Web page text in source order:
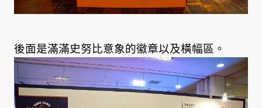
後面是滿滿史努比意象的徽章以及橫幅區。